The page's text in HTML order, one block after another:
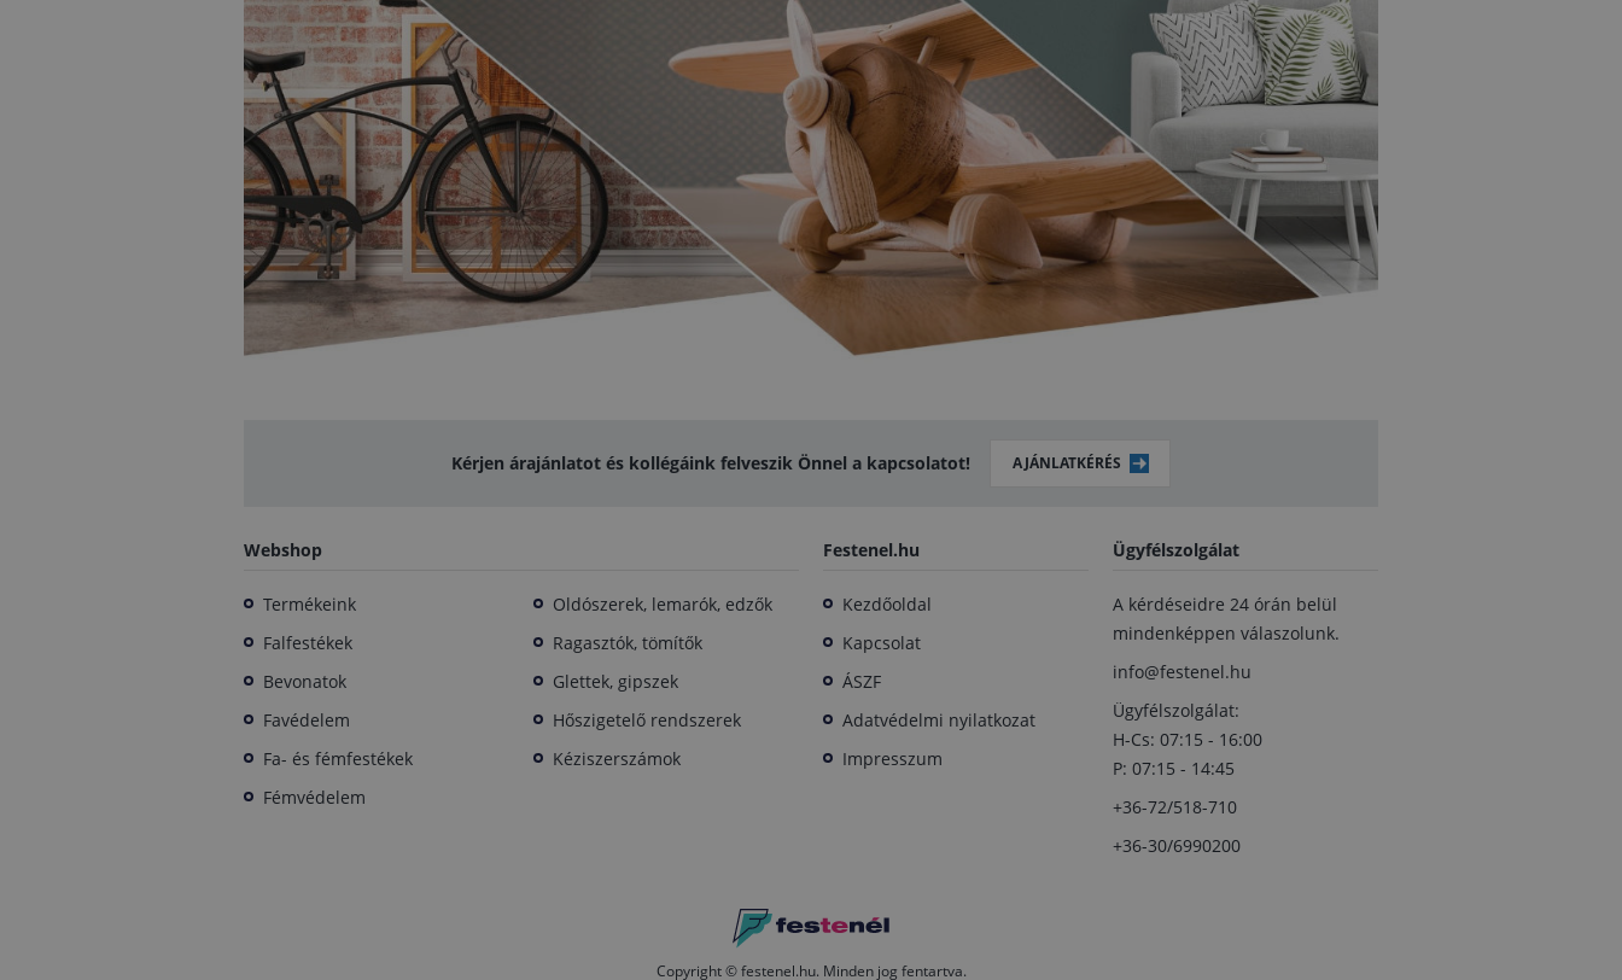
Kérjen árajánlatot és kollégáink felveszik Önnel a kapcsolatot! AJÁNLATKÉRÉS
Webshop
Termékeink
Falfestékek
Bevonatok
Favédelem
Fa- és fémfestékek
Fémvédelem
Oldószerek, lemarók, edzők
Ragasztók, tömítők
Glettek, gipszek
Hőszigetelő rendszerek
Kéziszerszámok
Festenel.hu
Kezdőoldal
Kapcsolat
ÁSZF
Adatvédelmi nyilatkozat
Impresszum
Ügyfélszolgálat
A kérdéseidre 24 órán belül
mindenképpen válaszolunk.
info@festenel.hu
Ügyfélszolgálat:
H-Cs: 07:15 - 16:00
P: 07:15 - 14:45
+36-72/518-710
+36-30/6990200
Copyright © festenel.hu. Minden jog fentartva.